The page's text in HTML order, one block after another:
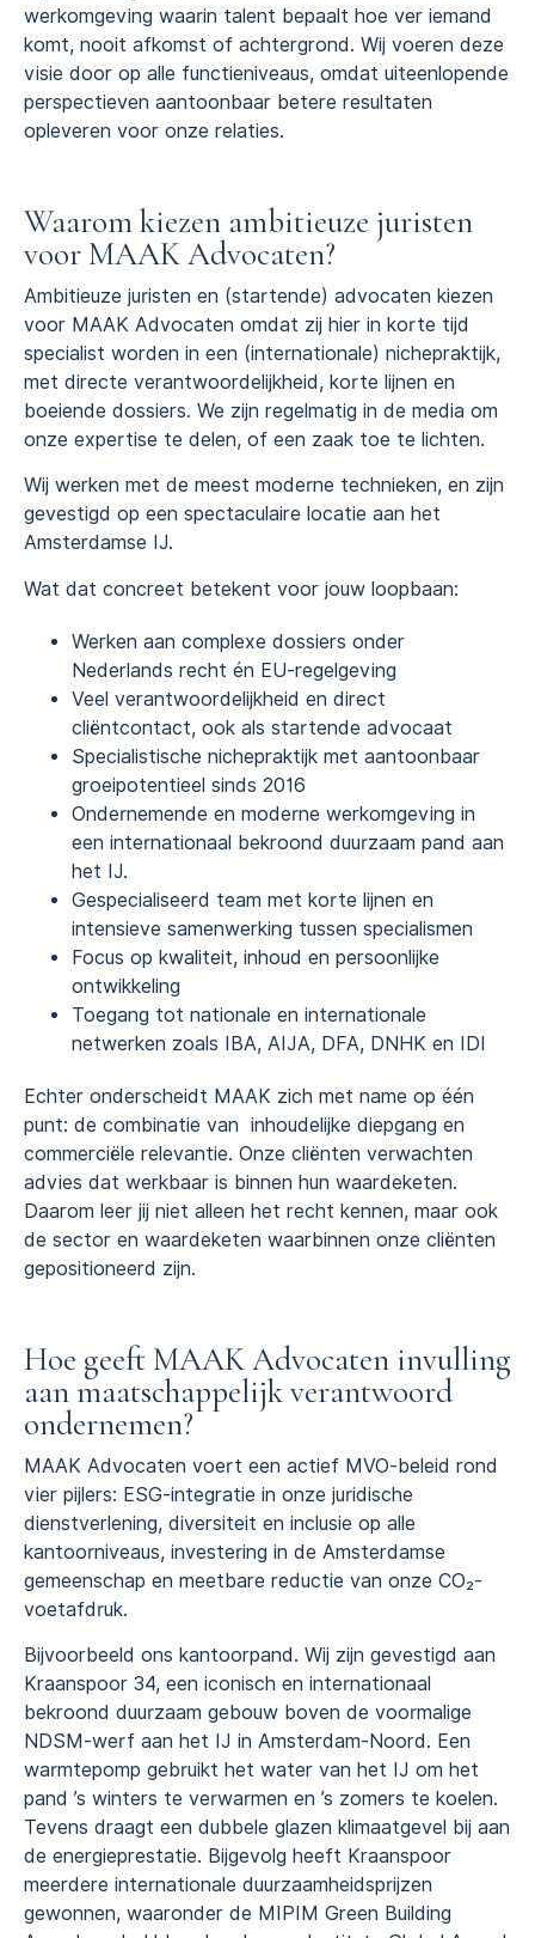
werkomgeving waarin talent bepaalt hoe ver iemand
komt, nooit afkomst of achtergrond. Wij voeren deze
visie door op alle functieniveaus, omdat uiteenlopende
perspectieven aantoonbaar betere resultaten
opleveren voor onze relaties.
Waarom kiezen ambitieuze juristen
voor MAAK Advocaten?
Ambitieuze juristen en (startende) advocaten kiezen
voor MAAK Advocaten omdat zij hier in korte tijd
specialist worden in een (internationale) nichepraktijk,
met directe verantwoordelijkheid, korte lijnen en
boeiende dossiers. We zijn regelmatig in de media om
onze expertise te delen, of een zaak toe te lichten.
Wij werken met de meest moderne technieken, en zijn
gevestigd op een spectaculaire locatie aan het
Amsterdamse IJ.
Wat dat concreet betekent voor jouw loopbaan:
Werken aan complexe dossiers onder
Nederlands recht én EU-regelgeving
Veel verantwoordelijkheid en direct
cliëntcontact, ook als startende advocaat
Specialistische nichepraktijk met aantoonbaar
groeipotentieel sinds 2016
Ondernemende en moderne werkomgeving in
een internationaal bekroond duurzaam pand aan
het IJ.
Gespecialiseerd team met korte lijnen en
intensieve samenwerking tussen specialismen
Focus op kwaliteit, inhoud en persoonlijke
ontwikkeling
Toegang tot nationale en internationale
netwerken zoals IBA, AIJA, DFA, DNHK en IDI
Echter onderscheidt MAAK zich met name op één
punt: de combinatie van inhoudelijke diepgang en
commerciële relevantie. Onze cliënten verwachten
advies dat werkbaar is binnen hun waardeketen.
Daarom leer jij niet alleen het recht kennen, maar ook
de sector en waardeketen waarbinnen onze cliënten
gepositioneerd zijn.
Hoe geeft MAAK Advocaten invulling
aan maatschappelijk verantwoord
ondernemen?
MAAK Advocaten voert een actief MVO-beleid rond
vier pijlers: ESG-integratie in onze juridische
dienstverlening, diversiteit en inclusie op alle
kantoorniveaus, investering in de Amsterdamse
gemeenschap en meetbare reductie van onze CO₂-
voetafdruk.
Bijvoorbeeld ons kantoorpand. Wij zijn gevestigd aan
Kraanspoor 34, een iconisch en internationaal
bekroond duurzaam gebouw boven de voormalige
NDSM-werf aan het IJ in Amsterdam-Noord. Een
warmtepomp gebruikt het water van het IJ om het
pand ’s winters te verwarmen en ’s zomers te koelen.
Tevens draagt een dubbele glazen klimaatgevel bij aan
de energieprestatie. Bijgevolg heeft Kraanspoor
meerdere internationale duurzaamheidsprijzen
gewonnen, waaronder de MIPIM Green Building